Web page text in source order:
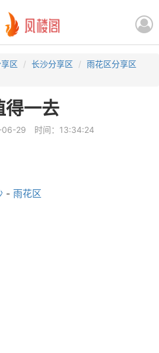
区 长沙分享区
雨花区分享区
得一去
06-29 时间：13:34:24
- 雨花区